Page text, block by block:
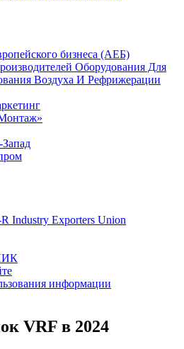
бизнеса (АЕБ)
Оборудования Для
Воздуха И Рефрижерации
Industry Exporters Union
информации
VRF в 2024